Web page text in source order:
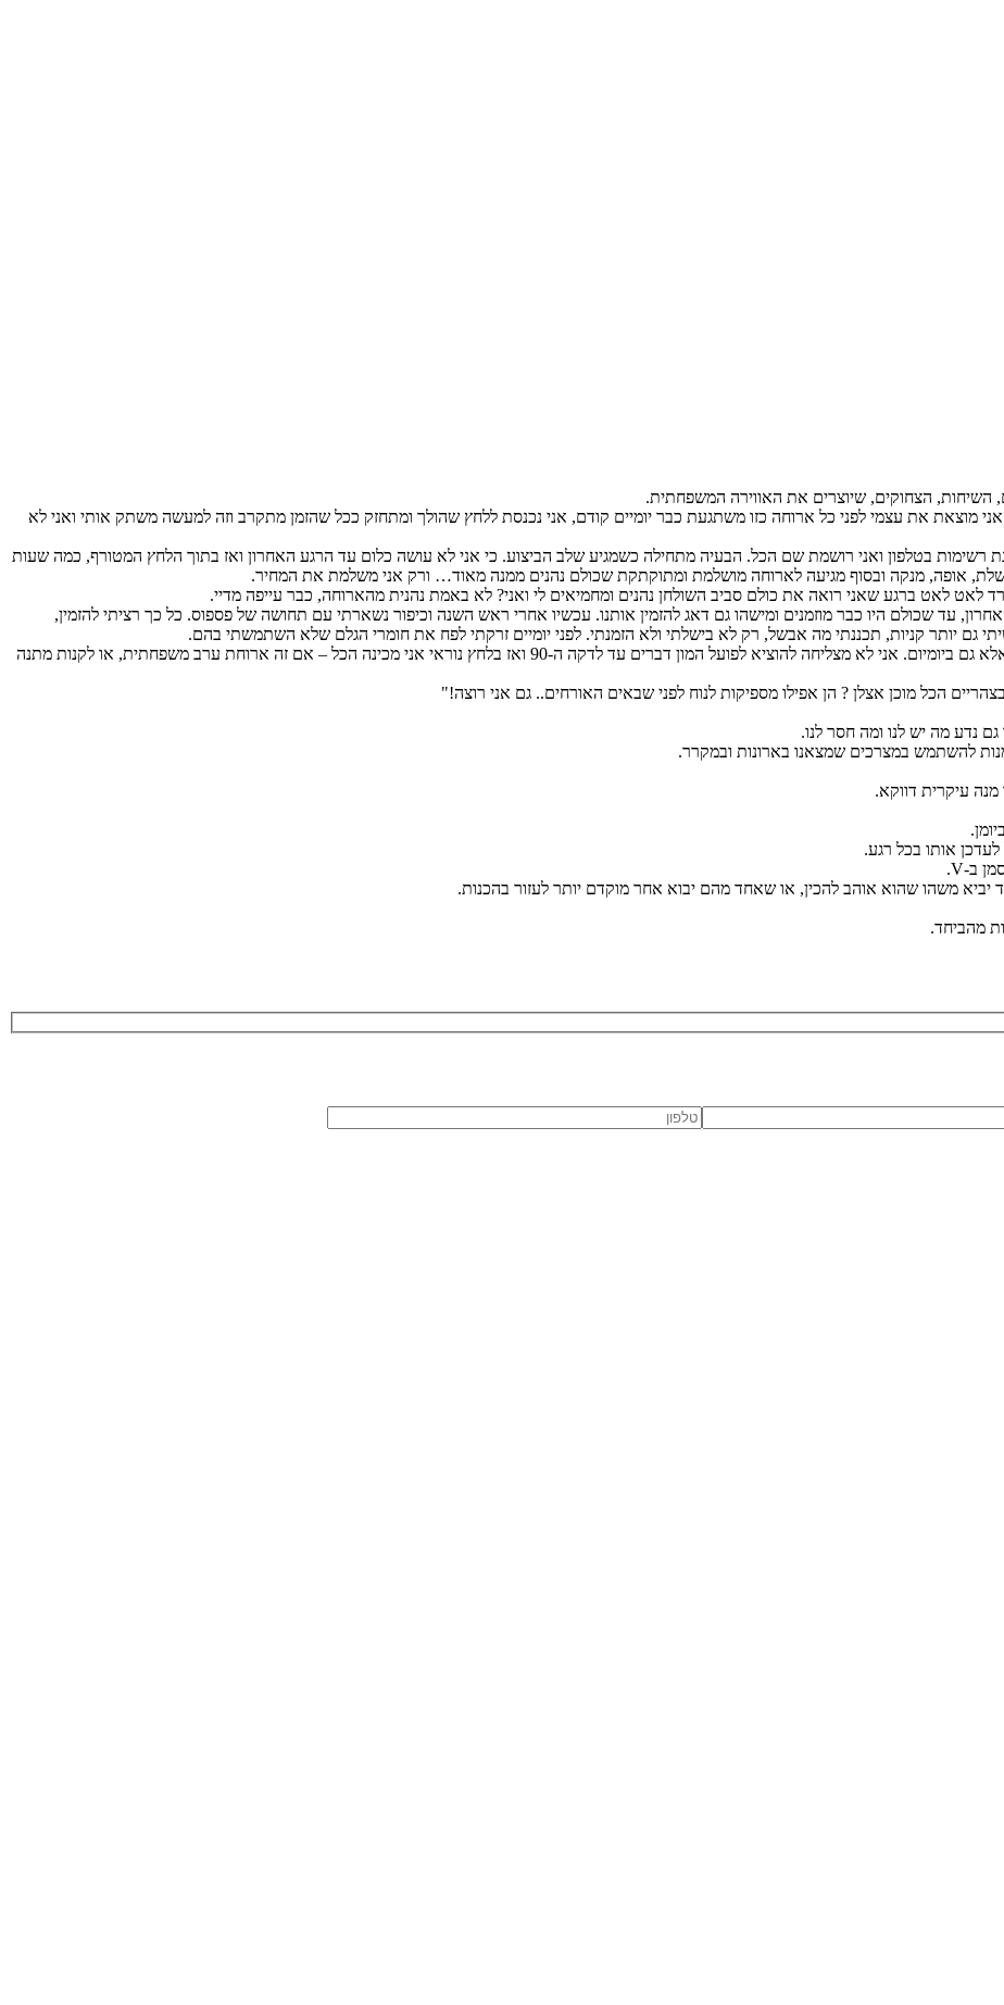
השיחות, הצחוקים, שיוצרים את האווירה המשפחתית.
מוצאת את עצמי לפני כל ארוחה כזו משתגעת כבר יומיים קודם, אני נכנסת ללחץ שהולך ומתחזק ככל שהזמן מתקרב וזה למעשה משתק אותי ואני לא
רשימות בטלפון ואני רושמת שם הכל. הבעיה מתחילה כשמגיע שלב הביצוע. כי אני לא עושה כלום עד הרגע האחרון ואז בתוך הלחץ המטורף, כמה שעות
אופה, מנקה ובסוף מגיעה לארוחה מושלמת ומתוקתקת שכולם נהנים ממנה מאוד… ורק אני משלמת את המחיר.
לאט לאט ברגע שאני רואה את כולם סביב השולחן נהנים ומחמיאים לי ואני? לא באמת נהנית מהארוחה, כבר עייפה מדיי.
עד שכולם היו כבר מוזמנים ומישהו גם דאג להזמין אותנו. עכשיו אחרי ראש השנה וכיפור נשארתי עם תחושה של פספוס. כל כך רציתי להזמין,
גם יותר קניות, תכננתי מה אבשל, רק לא בישלתי ולא הזמנתי. לפני יומיים זרקתי לפח את חומרי הגלם שלא השתמשתי בהם.
אני מתוסכלת ואני יודעת שכל הנושא הזה משפיע עליי לא רק בחגים, אלא גם ביומיום. אני לא מצליחה להוציא לפועל המון דברים עד לדקה ה-90 ואז בלחץ נוראי אני מכינה הכל – אם זה ארוחת ערב משפחתית, או לקנות מתנה
הכל מוכן אצלן ? הן אפילו מספיקות לנוח לפני שבאים האורחים.. גם אני רוצה!"
מהביחד.